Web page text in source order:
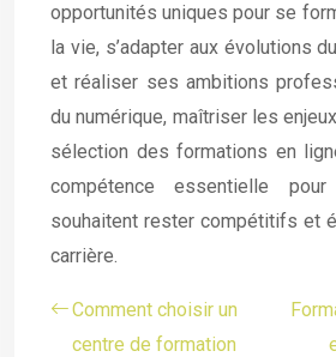
opportunités uniques pour se
la vie, s’adapter aux évolutions
et réaliser ses ambitions
du numérique, maîtriser les
sélection des formations en
compétence essentielle
souhaitent rester compétitifs et
carrière.
Comment choisir un
centre de formation